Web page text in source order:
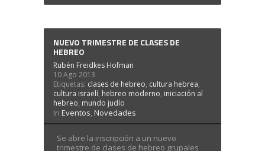
NUEVO TRIMESTRE DE CLASES DE
HEBREO
Rubén Freidkes Hofman
10 Ago 2013
Etiquetas: clases de hebreo, cultura hebrea,
cultura israelí, hebreo moderno, iniciación al
hebreo, mundo judío
In Eventos,Novedades
Se abre la inscripción a un nuevo
trimestre de clases de hebreo grupales